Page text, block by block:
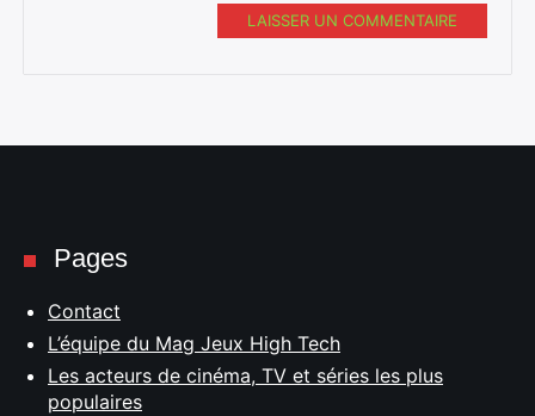
LAISSER UN COMMENTAIRE
Pages
Contact
L’équipe du Mag Jeux High Tech
Les acteurs de cinéma, TV et séries les plus
populaires